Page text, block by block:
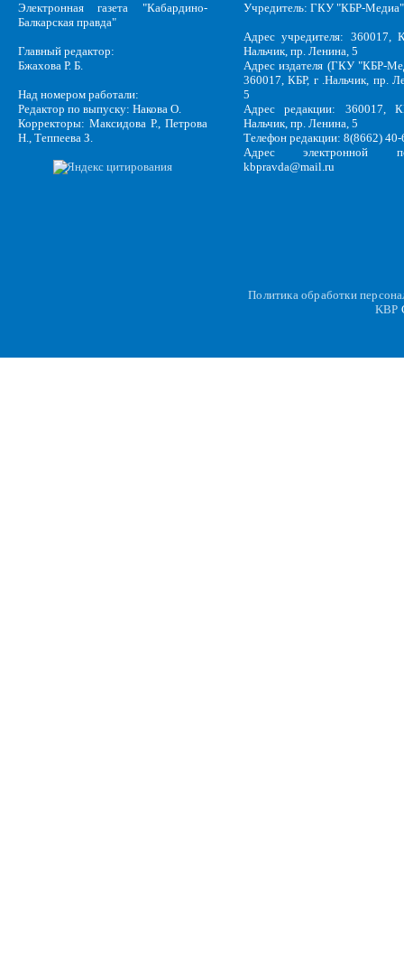
Электронная газета "Кабардино-
Балкарская правда"
Главный редактор:
Бжахова Р. Б.
Над номером работали:
Редактор по выпуску: Накова О.
Корректоры: Максидова Р., Петрова
Н., Теппеева З.
Учредитель: ГКУ "КБР-Медиа"
Адрес учредителя: 360017,
Нальчик, пр. Ленина, 5
Адрес издателя (ГКУ "КБР-
360017, КБР, г .Нальчик, пр.
5
Адрес редакции: 360017,
Нальчик, пр. Ленина, 5
Телефон редакции: 8(8662)
Адрес электронной
kbpravda@mail.ru
Политика обработки
KBP